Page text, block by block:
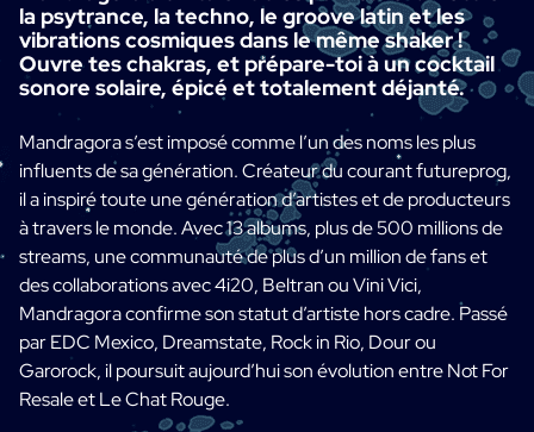
la psytrance, la techno, le groove latin et les
vibrations cosmiques dans le même shaker !
Ouvre tes chakras, et prépare-toi à un cocktail
sonore solaire, épicé et totalement déjanté.
Mandragora s’est imposé comme l’un des noms les plus
influents de sa génération. Créateur du courant futureprog,
il a inspiré toute une génération d’artistes et de producteurs
à travers le monde. Avec 13 albums, plus de 500 millions de
streams, une communauté de plus d’un million de fans et
des collaborations avec 4i20, Beltran ou Vini Vici,
Mandragora confirme son statut d’artiste hors cadre. Passé
par EDC Mexico, Dreamstate, Rock in Rio, Dour ou
Garorock, il poursuit aujourd’hui son évolution entre Not For
Resale et Le Chat Rouge.